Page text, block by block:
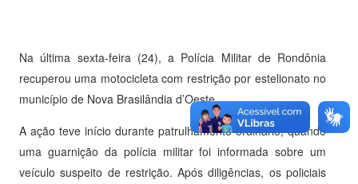
Na última sexta-feira (24), a Polícia Militar de Rondônia
recuperou uma motocicleta com restrição por estelionato no
município de Nova Brasilândia d’Oeste.
A ação teve início durante patrulhamento ordinário, quando
uma guarnição da polícia militar foi informada sobre um
veículo suspeito de restrição. Após diligências, os policiais